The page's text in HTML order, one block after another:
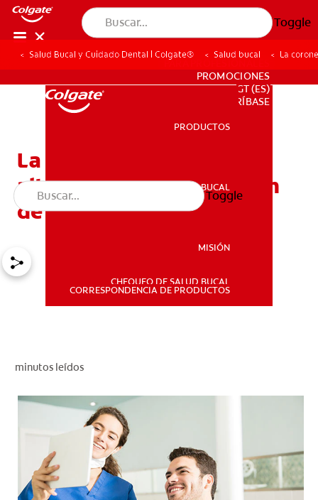
Toggle
SALUD BUCAL
GT (ES)
PARA PROFESIONALES
PROMOCIONES
GT (ES)
SUSCRÍBASE
PRODUCTOS
SALUD BUCAL
MISIÓN
CHEQUEO DE SALUD BUCAL
CORRESPONDENCIA DE PRODUCTOS
Toggle
Salud Bucal y Cuidado Dental | Colgate® Salud bucal La
La coronectomía: Una
alternativa a la extracción
de las muelas del juicio
minutos leídos